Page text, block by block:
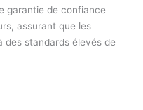
garantie de confiance
assurant que les
des standards élevés de